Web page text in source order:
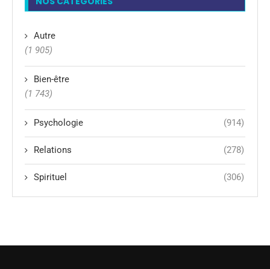
Autre
(1 905)
Bien-être
(1 743)
Psychologie (914)
Relations (278)
Spirituel (306)